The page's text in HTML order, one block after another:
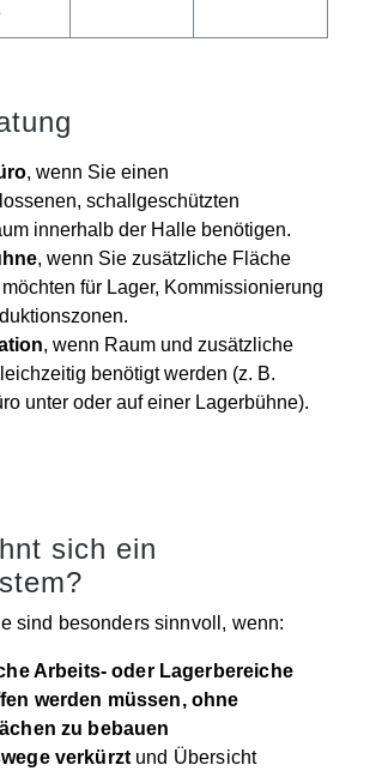
, wenn Sie einen
schallgeschützten
innerhalb der Halle benötigen.
, wenn Sie zusätzliche Fläche
für Lager, Kommissionierung
, wenn Raum und zusätzliche
benötigt werden (z. B.
unter oder auf einer Lagerbühne).
sich ein
sind besonders sinnvoll, wenn:
Arbeits- oder Lagerbereiche
werden müssen, ohne
zu bebauen
verkürzt und Übersicht